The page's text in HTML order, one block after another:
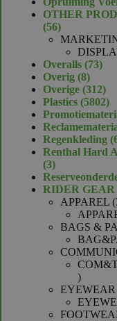
OTHER
5656
producten
Overalls 7373
Overig 88
Overige 312312
Plastics 5802
Regenkleding
Renthal Hard
33
producten
RIDER GEAR
APPAREL
BAGS &
2
EYEWEAR